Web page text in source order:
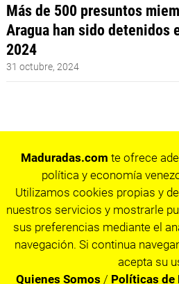
Más de 500 presuntos
Aragua han sido detenidos
2024
31 octubre, 2024
Maduradas.com te ofrece
política y economía
Utilizamos cookies propias y
nuestros servicios y mostrarle
sus preferencias mediante el
navegación. Si continua
acepta su
Quienes Somos / Políticas de